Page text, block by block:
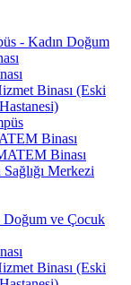
- Kadın Doğum
Binası (Eski
Binası
Binası
Merkezi
ve Çocuk
Binası (Eski